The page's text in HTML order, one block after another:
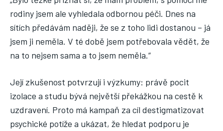
rodiny jsem ale vyhledala odbornou péči. Dnes na
sítích předávám naději, že se z toho lidi dostanou – já
jsem ji neměla. V té době jsem potřebovala vědět, že
na to nejsem sama a to jsem neměla.“
Její zkušenost potvrzují i výzkumy: právě pocit
izolace a studu bývá největší překážkou na cestě k
uzdravení. Proto má kampaň za cíl destigmatizovat
psychické potíže a ukázat, že hledat podporu je